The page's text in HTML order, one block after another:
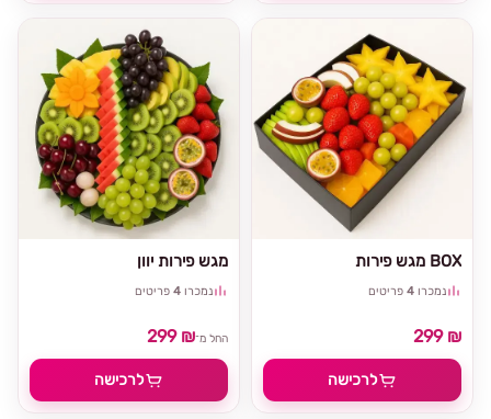
מגש פירות יוון
נמכרו 4 פריטים
החל מ־299 ₪
לרכישה
מגש פירות BOX
נמכרו 4 פריטים
299 ₪
לרכישה